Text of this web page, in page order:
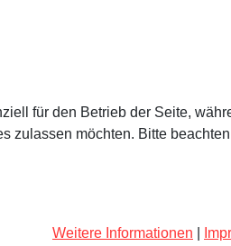
für den Betrieb der Seite,
zulassen möchten. Bitte
Weitere Informationen